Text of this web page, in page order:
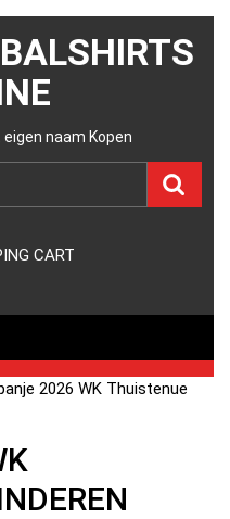
naam Kopen
CART
2026 WK Thuistenue